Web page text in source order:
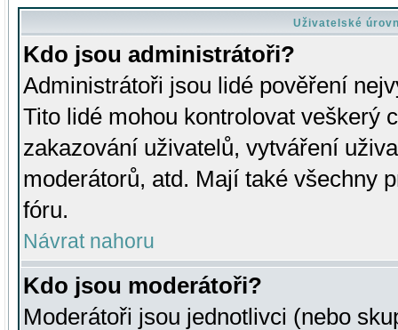
Uživatelské
Kdo jsou administrátoři?
Administrátoři jsou lidé pověření
Tito lidé mohou kontrolovat veškerý
zakazování uživatelů, vytváření
moderátorů, atd. Mají také všechny
fóru.
Návrat nahoru
Kdo jsou moderátoři?
Moderátoři jsou jednotlivci (nebo